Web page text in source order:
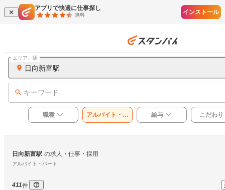
アプリで快適に仕事探し
無料 インストール
日向新富駅
エリア、駅
キーワード
職種
アルバイト・パ
ート
給与 こだわり
日向新富駅 の求人・仕事・採用
アルバイト・パート
411件